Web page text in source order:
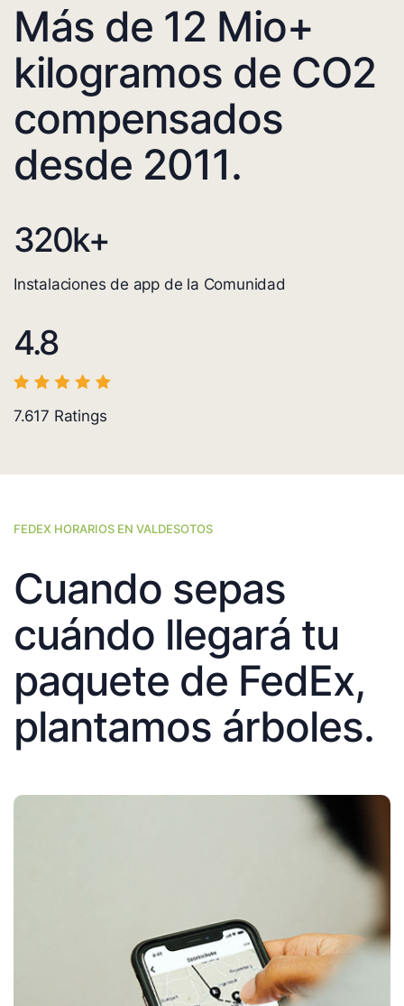
Más de 12 Mio+
kilogramos de CO2
compensados
desde 2011.
320k+
Instalaciones de app de la Comunidad
4.8
7.617 Ratings
FEDEX HORARIOS EN VALDESOTOS
Cuando sepas
cuándo llegará tu
paquete de FedEx,
plantamos árboles.